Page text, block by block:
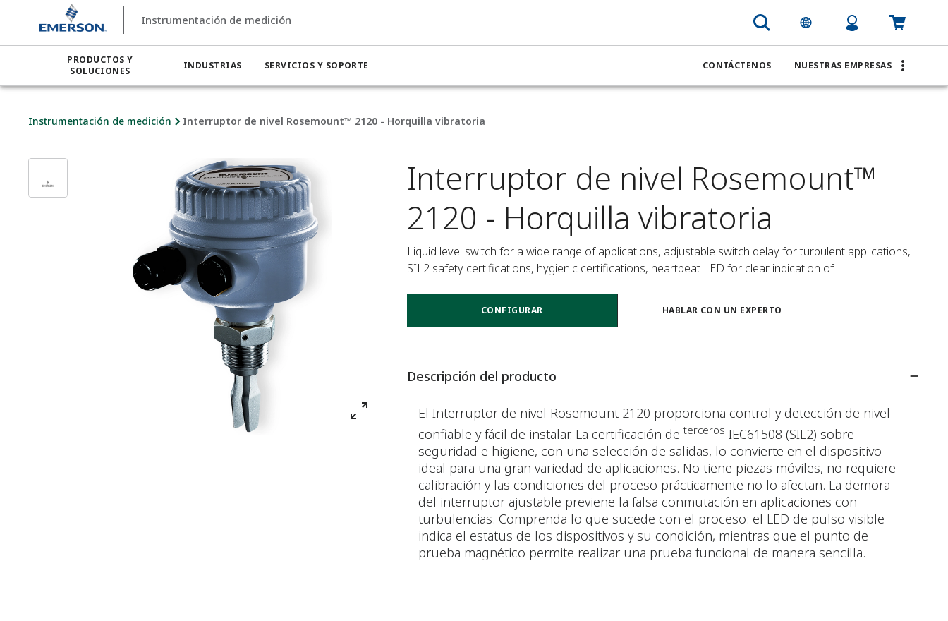
Instrumentación de medición
PRODUCTOS Y
SOLUCIONES
INDUSTRIAS SERVICIOS Y SOPORTE CONTÁCTENOS NUESTRAS EMPRESAS
Instrumentación de medición Interruptor de nivel Rosemount™ 2120 - Horquilla vibratoria
Interruptor de nivel Rosemount™
2120 - Horquilla vibratoria
Liquid level switch for a wide range of applications, adjustable switch delay for turbulent applications,
SIL2 safety certifications, hygienic certifications, heartbeat LED for clear indication of
CONFIGURAR HABLAR CON UN EXPERTO
Descripción del producto
El Interruptor de nivel Rosemount 2120 proporciona control y detección de nivel
confiable y fácil de instalar. La certificación de terceros IEC61508 (SIL2) sobre
seguridad e higiene, con una selección de salidas, lo convierte en el dispositivo
ideal para una gran variedad de aplicaciones. No tiene piezas móviles, no requiere
calibración y las condiciones del proceso prácticamente no lo afectan. La demora
del interruptor ajustable previene la falsa conmutación en aplicaciones con
turbulencias. Comprenda lo que sucede con el proceso: el LED de pulso visible
indica el estatus de los dispositivos y su condición, mientras que el punto de
prueba magnético permite realizar una prueba funcional de manera sencilla.